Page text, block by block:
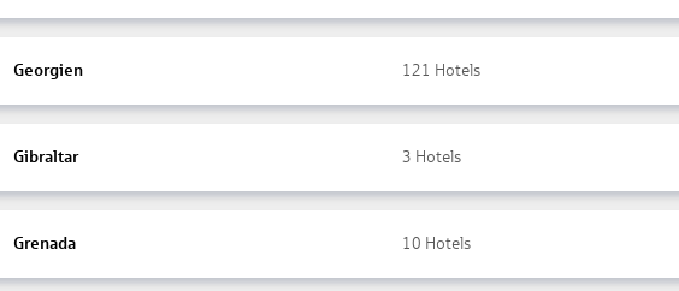
Georgien 121 Hotels
Gibraltar 3 Hotels
Grenada 10 Hotels